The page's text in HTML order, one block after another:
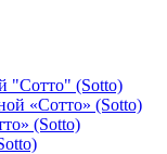
"Сотто" (Sotto)
«Сотто» (Sotto)
(Sotto)